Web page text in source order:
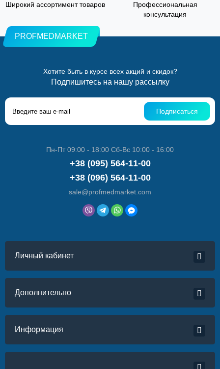
Широкий ассортимент товаров
Профессиональная
консультация
PROFMEDMARKET
Хотите быть в курсе всех акций и скидок?
Подпишитесь на нашу рассылку
Подписаться
Пн-Пт 09:00 - 18:00 Сб-Вс 10:00 - 16:00
+38 (095) 564-11-00
+38 (096) 564-11-00
sale@profmedmarket.com
Личный кабинет
Дополнительно
Информация